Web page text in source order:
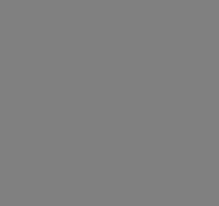
súhlas s účinnosťou